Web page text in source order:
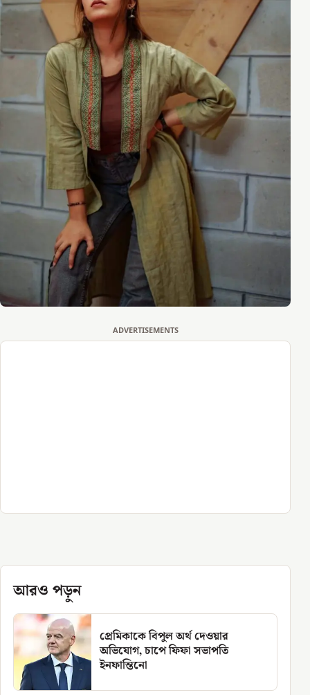
ADVERTISEMENTS
আরও পড়ুন
প্রেমিকাকে বিপুল অর্থ দেওয়ার
অভিযোগ, চাপে ফিফা সভাপতি
ইনফান্তিনো